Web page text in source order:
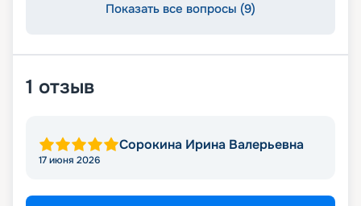
Показать все вопросы (9)
1 отзыв
Сорокина Ирина Валерьевна
17 июня 2026